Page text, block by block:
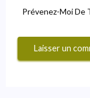
Prévenez-Moi De